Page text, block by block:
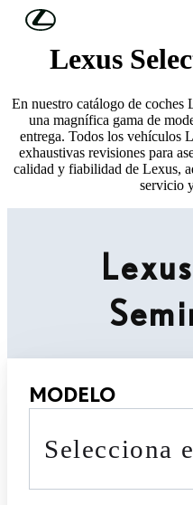
Skip to Main Content
Lexus
En nuestro catálogo de coches
una magnífica gama de
entrega. Todos los vehículos
exhaustivas revisiones para
calidad y fiabilidad de Lexus,
servicio
MODELO
Selecciona